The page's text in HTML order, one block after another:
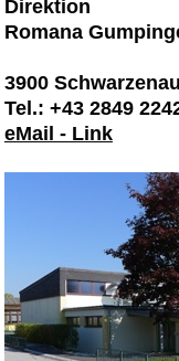
Direktion
Romana
3900
Tel.: +43 2849
eMail - Link